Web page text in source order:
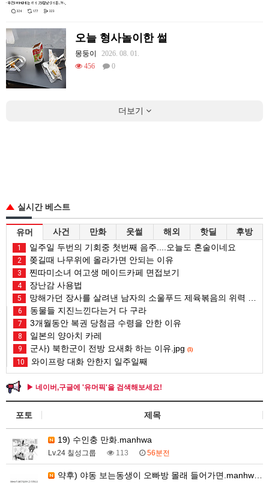
오늘 형사놀이한 썰
몽둥이
2026. 08. 01.
456
0
더보기
실시간 베스트
유머 사건 만화 웃썰 해외 핫딜 후방
1 일주일 두번의 기회중 첫번째 음주....오늘도 혼술이네요
2 쫒길때 나무위에 올라가면 안되는 이유
3 찐따미소녀 여고생 메이드카페 면접보기
4 장난감 사용법
5 망해가던 장사를 살려낸 남자의 소울푸드 제육볶음의 위력 ㅋㅋ
6 동물들 지진느낀다는거 다 구라
7 3개월동안 복권 당첨금 수령을 안한 이유
8 일본의 양아치 카레
9 군사) 북한군이 전방 요새화 하는 이유.jpg (1)
10 와이프랑 대화 안한지 일주일째
▶ 네이버,구글에 '유머픽'을 검색해보세요!
포토 제목
19) 수인충 만화.manhwa
Lv.24 칠성그룹 113 56분전
약후) 야동 보는동생이 오빠방 몰래 들어가면.manhw…